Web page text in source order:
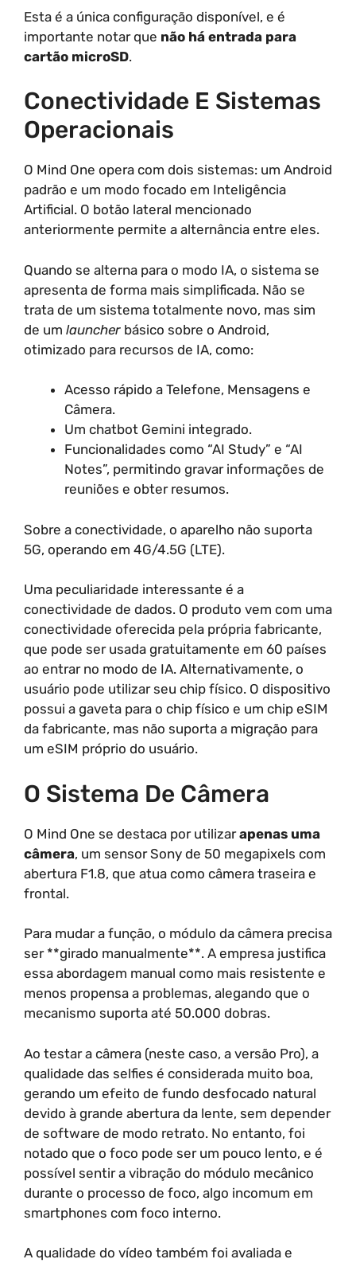
Esta é a única configuração disponível, e é
importante notar que não há entrada para
cartão microSD.
Conectividade E Sistemas
Operacionais
O Mind One opera com dois sistemas: um Android
padrão e um modo focado em Inteligência
Artificial. O botão lateral mencionado
anteriormente permite a alternância entre eles.
Quando se alterna para o modo IA, o sistema se
apresenta de forma mais simplificada. Não se
trata de um sistema totalmente novo, mas sim
de um launcher básico sobre o Android,
otimizado para recursos de IA, como:
Acesso rápido a Telefone, Mensagens e
Câmera.
Um chatbot Gemini integrado.
Funcionalidades como “AI Study” e “AI
Notes”, permitindo gravar informações de
reuniões e obter resumos.
Sobre a conectividade, o aparelho não suporta
5G, operando em 4G/4.5G (LTE).
Uma peculiaridade interessante é a
conectividade de dados. O produto vem com uma
conectividade oferecida pela própria fabricante,
que pode ser usada gratuitamente em 60 países
ao entrar no modo de IA. Alternativamente, o
usuário pode utilizar seu chip físico. O dispositivo
possui a gaveta para o chip físico e um chip eSIM
da fabricante, mas não suporta a migração para
um eSIM próprio do usuário.
O Sistema De Câmera
O Mind One se destaca por utilizarapenas uma
câmera, um sensor Sony de 50 megapixels com
abertura F1.8, que atua como câmera traseira e
frontal.
Para mudar a função, o módulo da câmera precisa
ser **girado manualmente**. A empresa justifica
essa abordagem manual como mais resistente e
menos propensa a problemas, alegando que o
mecanismo suporta até 50.000 dobras.
Ao testar a câmera (neste caso, a versão Pro), a
qualidade das selfies é considerada muito boa,
gerando um efeito de fundo desfocado natural
devido à grande abertura da lente, sem depender
de software de modo retrato. No entanto, foi
notado que o foco pode ser um pouco lento, e é
possível sentir a vibração do módulo mecânico
durante o processo de foco, algo incomum em
smartphones com foco interno.
A qualidade do vídeo também foi avaliada e